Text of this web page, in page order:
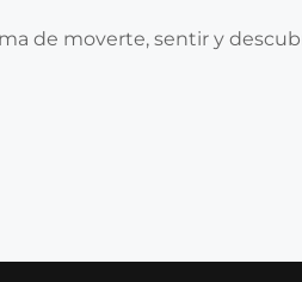
de moverte, sentir y